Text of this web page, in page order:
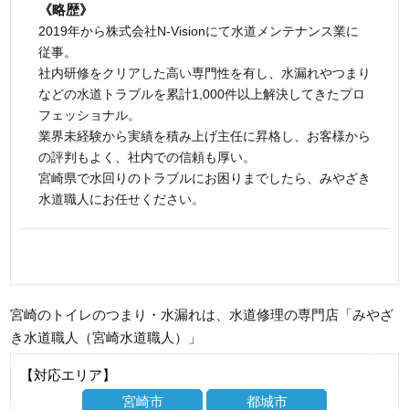
《略歴》
2019年から株式会社N-Visionにて水道メンテナンス業に
従事。
社内研修をクリアした高い専門性を有し、水漏れやつまり
などの水道トラブルを累計1,000件以上解決してきたプロ
フェッショナル。
業界未経験から実績を積み上げ主任に昇格し、お客様から
の評判もよく、社内での信頼も厚い。
宮崎県で水回りのトラブルにお困りまでしたら、みやざき
水道職人にお任せください。
宮崎のトイレのつまり・水漏れは、水道修理の専門店「みやざ
き水道職人（宮崎水道職人）」
【対応エリア】
宮崎市
都城市